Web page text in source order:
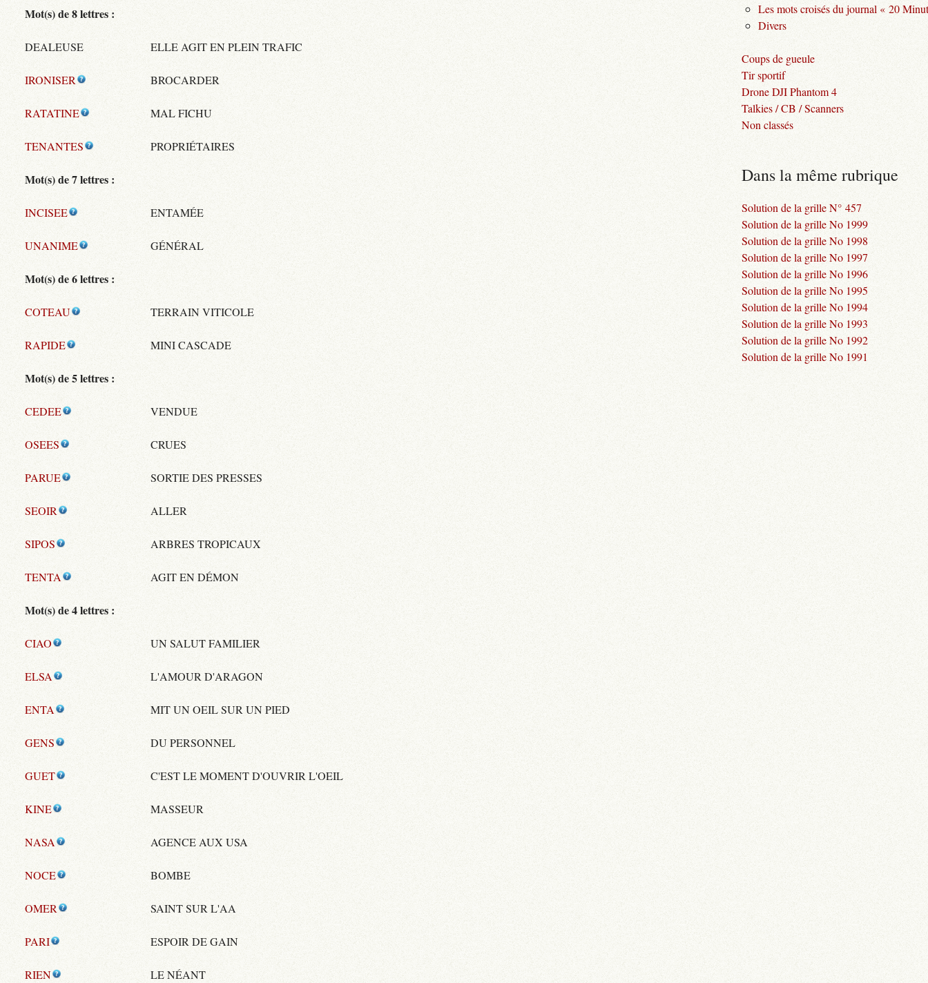
Mot(s) de 8 lettres :
DEALEUSE ELLE AGIT EN PLEIN TRAFIC
IRONISER BROCARDER
RATATINE MAL FICHU
TENANTES PROPRIÉTAIRES
Mot(s) de 7 lettres :
INCISEE ENTAMÉE
UNANIME GÉNÉRAL
Mot(s) de 6 lettres :
COTEAU TERRAIN VITICOLE
RAPIDE MINI CASCADE
Mot(s) de 5 lettres :
CEDEE VENDUE
OSEES CRUES
PARUE SORTIE DES PRESSES
SEOIR ALLER
SIPOS ARBRES TROPICAUX
TENTA AGIT EN DÉMON
Mot(s) de 4 lettres :
CIAO UN SALUT FAMILIER
ELSA L'AMOUR D'ARAGON
ENTA MIT UN OEIL SUR UN PIED
GENS DU PERSONNEL
GUET C'EST LE MOMENT D'OUVRIR L'OEIL
KINE MASSEUR
NASA AGENCE AUX USA
NOCE BOMBE
OMER SAINT SUR L'AA
PARI ESPOIR DE GAIN
RIEN LE NÉANT
Les mots croisés du journal « 20
Divers
Coups de gueule
Tir sportif
Drone DJI Phantom 4
Talkies / CB / Scanners
Non classés
Dans la même rubrique
Solution de la grille N° 457
Solution de la grille No 1999
Solution de la grille No 1998
Solution de la grille No 1997
Solution de la grille No 1996
Solution de la grille No 1995
Solution de la grille No 1994
Solution de la grille No 1993
Solution de la grille No 1992
Solution de la grille No 1991